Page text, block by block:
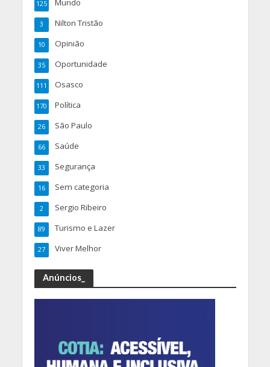
125
Nilton Tristão
3
Opinião
10
Oportunidade
35
Osasco
111
Política
170
São Paulo
26
Saúde
66
Segurança
33
Sem categoria
16
Sergio Ribeiro
2
Turismo e Lazer
89
Viver Melhor
27
Anúncios_